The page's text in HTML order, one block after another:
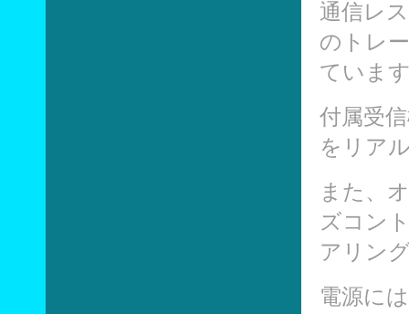
通信レ
のトレ
ていま
付属受
をリア
また、
ズコン
アリン
電源に